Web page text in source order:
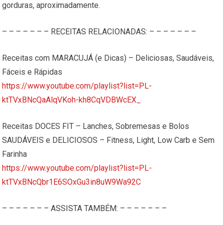
gorduras, aproximadamente.
– – – – – – – RECEITAS RELACIONADAS: – – – – – – –
Receitas com MARACUJÁ (e Dicas) – Deliciosas, Saudáveis,
Fáceis e Rápidas
https://www.youtube.com/playlist?list=PL-
ktTVxBNcQaAlqVKoh-kh8CqVDBWcEX_
Receitas DOCES FIT – Lanches, Sobremesas e Bolos
SAUDÁVEIS e DELICIOSOS – Fitness, Light, Low Carb e Sem
Farinha
https://www.youtube.com/playlist?list=PL-
ktTVxBNcQbr1E6SOxGu3in8uW9Wa92C
– – – – – – – ASSISTA TAMBÉM: – – – – – – –